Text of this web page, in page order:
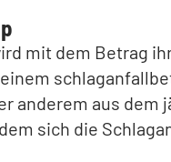
mit dem Betrag
anderem aus dem
sich die